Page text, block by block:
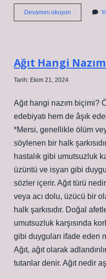
Devamını okuyun
Kaç
Ağıt Hangi
Tarih: Ekim 21, 2024
Ağıt hangi nazım biçimi?
edebiyatı hem de âşık
*Mersi, genellikle ölüm
söylenen bir halk
hastalık gibi umutsuzluk
üzüntü ve isyan gibi
sözler içerir. Ağıt türü
veya acı dolu, üzücü bir
halk şarkısıdır. Doğal
umutsuzluk karşısında
gibi duyguları ifade eden
Ağıt, ağıt olarak
tutanlar denir. Ağıt nedir